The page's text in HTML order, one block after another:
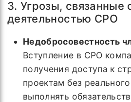
3. Угрозы, связанные
деятельностью СРО
Недобросовестность
Вступление в СРО
получения доступа к
проектам без
выполнять